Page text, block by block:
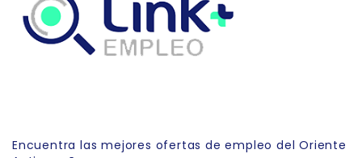
Encuentra las mejores ofertas de empleo del Oriente